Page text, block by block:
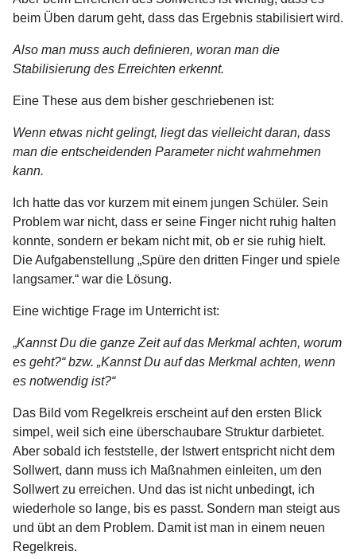
beim Üben darum geht, dass das Ergebnis stabilisiert wird.
Also man muss auch definieren, woran man die
Stabilisierung des Erreichten erkennt.
Eine These aus dem bisher geschriebenen ist:
Wenn etwas nicht gelingt, liegt das vielleicht daran, dass
man die entscheidenden Parameter nicht wahrnehmen
kann.
Ich hatte das vor kurzem mit einem jungen Schüler. Sein
Problem war nicht, dass er seine Finger nicht ruhig halten
konnte, sondern er bekam nicht mit, ob er sie ruhig hielt.
Die Aufgabenstellung „Spüre den dritten Finger und spiele
langsamer.“ war die Lösung.
Eine wichtige Frage im Unterricht ist:
„Kannst Du die ganze Zeit auf das Merkmal achten, worum
es geht?“ bzw. „Kannst Du auf das Merkmal achten, wenn
es notwendig ist?“
Das Bild vom Regelkreis erscheint auf den ersten Blick
simpel, weil sich eine überschaubare Struktur darbietet.
Aber sobald ich feststelle, der Istwert entspricht nicht dem
Sollwert, dann muss ich Maßnahmen einleiten, um den
Sollwert zu erreichen. Und das ist nicht unbedingt, ich
wiederhole so lange, bis es passt. Sondern man steigt aus
und übt an dem Problem. Damit ist man in einem neuen
Regelkreis.